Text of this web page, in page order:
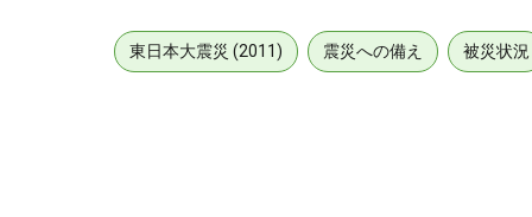
東日本大震災 (2011) 震災への備え 被災状況